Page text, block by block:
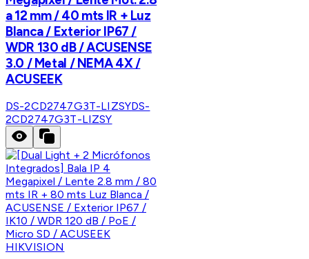
a 12 mm / 40 mts IR + Luz
Blanca / Exterior IP67 /
WDR 130 dB / ACUSENSE
3.0 / Metal / NEMA 4X /
ACUSEEK
DS-2CD2747G3T-LIZSYDS-
2CD2747G3T-LIZSY
HIKVISION